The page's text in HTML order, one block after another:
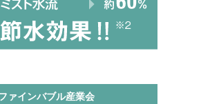
ァインバブル産業会